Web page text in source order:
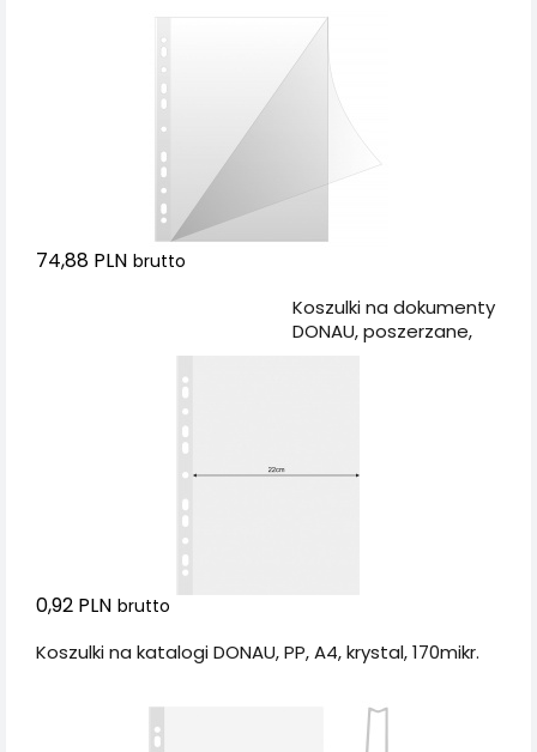
74,88 PLN brutto
Koszulki na dokumenty
DONAU, poszerzane,
0,92 PLN brutto
Koszulki na katalogi DONAU, PP, A4, krystal, 170mikr.